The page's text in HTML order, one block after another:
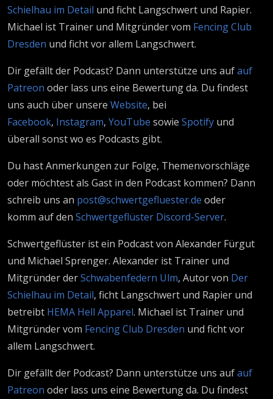
Schielhau im Detail und ficht Langschwert und Rapier.
Michael ist Trainer und Mitgründer vom Fencing Club
Dresden und ficht vor allem Langschwert.
Dir gefällt der Podcast? Dann unterstütze uns aufauf
Patreon oder lass uns eine Bewertung da. Du findest
uns auch über unsere Website, bei
Facebook, Instagram, YouTube sowie Spotify und
überall sonst wo es Podcasts gibt.
Du hast Anmerkungen zur Folge, Themenvorschläge
oder möchtest als Gast in den Podcast kommen? Dann
schreib uns an post@schwertgefluester.de oder
komm auf den Schwertgeflüster Discord-Server.
Schwertgeflüster ist ein Podcast von Alexander Fürgut
und Michael Sprenger. Alexander ist Trainer und
Mitgründer derSchwabenfedern Ulm, Autor von Der
Schielhau im Detail, ficht Langschwert und Rapier und
betreibt HEMA Hell Apparel. Michael ist Trainer und
Mitgründer vom Fencing Club Dresden und ficht vor
allem Langschwert.
Dir gefällt der Podcast? Dann unterstütze uns aufauf
Patreon oder lass uns eine Bewertung da. Du findest